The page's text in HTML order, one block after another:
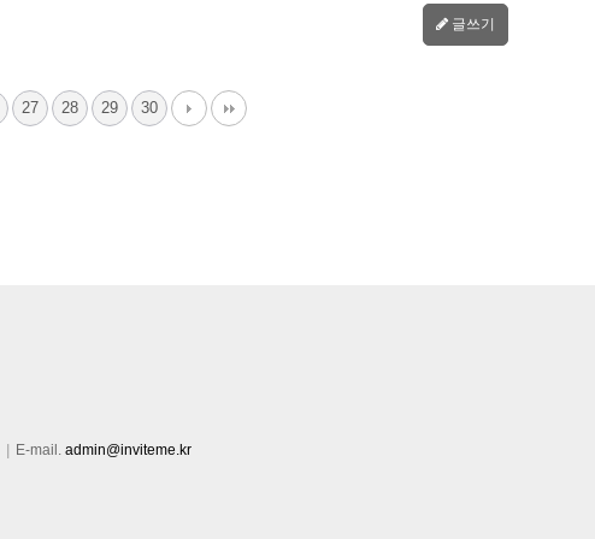
글쓰기
27 28 29 30
E-mail. admin@inviteme.kr